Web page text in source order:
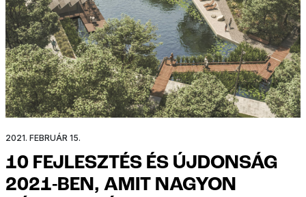
2021. FEBRUÁR 15.
10 FEJLESZTÉS ÉS ÚJDONSÁG
2021-BEN, AMIT NAGYON